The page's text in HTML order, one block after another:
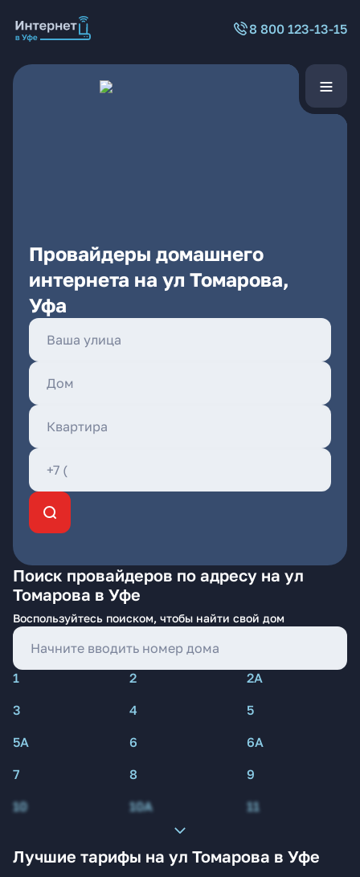
8 800 123-13-15
Провайдеры домашнего
интернета на ул Томарова,
Уфа
Поиск провайдеров по адресу на ул
Томарова в Уфе
Воспользуйтесь поиском, чтобы найти свой дом
1 2
2А
3
4
5
5А
6
6А
7
8
9
10
10А 11
Лучшие тарифы на ул Томарова в Уфе